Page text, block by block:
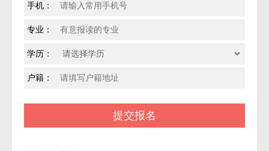
手机：
专业：
学历：
户籍：